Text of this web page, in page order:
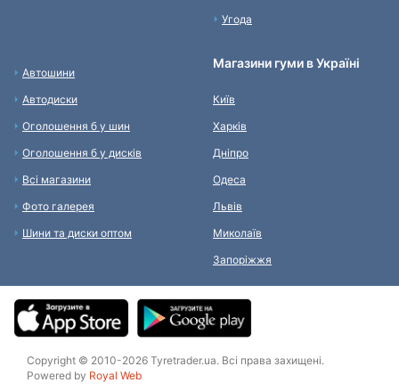
Угода
Автошини
Автодиски
Оголошення б у шин
Оголошення б у дисків
Всі магазини
Фото галерея
Шини та диски оптом
Магазини гуми в Україні
Київ
Харків
Дніпро
Одеса
Львів
Миколаїв
Запоріжжя
Copyright © 2010-2026 Tyretrader.ua. Всі права захищені.
Powered by Royal Web